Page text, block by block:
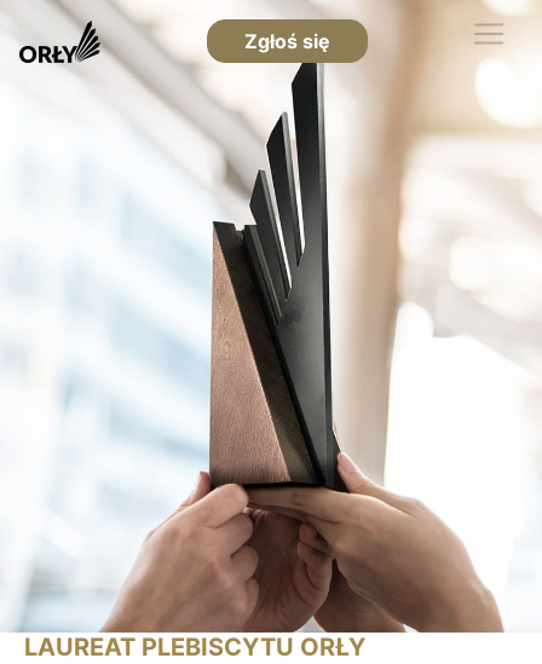
Zgłoś się
LAUREAT PLEBISCYTU ORŁY